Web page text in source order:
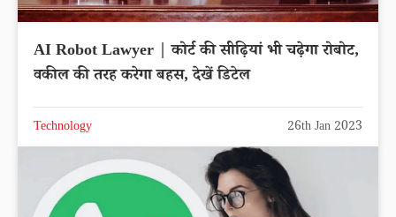
AI Robot Lawyer | कोर्ट की सीढ़ियां भी चढ़ेगा रोबोट,
वकील की तरह करेगा बहस, देखें डिटेल
Technology 26th Jan 2023